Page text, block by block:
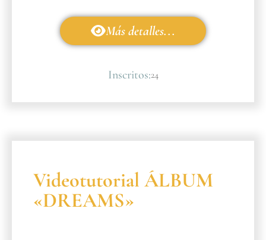
Más detalles...
Inscritos:24
Videotutorial ÁLBUM
«DREAMS»